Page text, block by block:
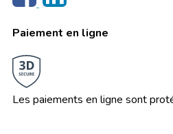
Paiement en ligne
Les paiements en ligne sont